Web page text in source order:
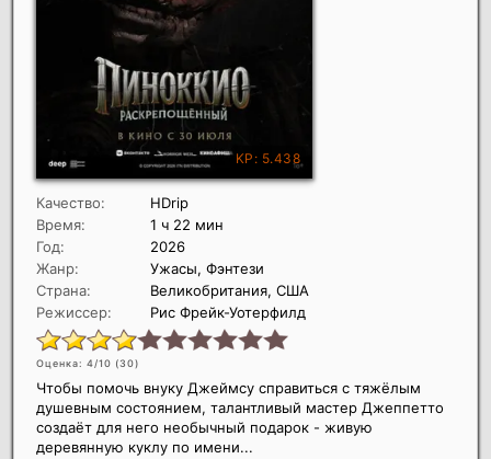
Качество:
HDrip
Время:
1 ч 22 мин
Год:
2026
Жанр:
Ужасы, Фэнтези
Страна:
Великобритания, США
Режиссер:
Рис Фрейк-Уотерфилд
Оценка: 4/10 (30)
Чтобы помочь внуку Джеймсу справиться с тяжёлым
душевным состоянием, талантливый мастер Джеппетто
создаёт для него необычный подарок - живую
деревянную куклу по имени...